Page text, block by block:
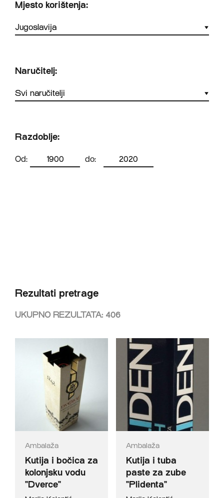
Mjesto korištenja:
Naručitelj:
Razdoblje:
Od: do:
Rezultati pretrage
UKUPNO REZULTATA: 406
Ambalaža
Kutija i bočica za
kolonjsku vodu
"Dverce"
Ambalaža
Kutija i tuba
paste za zube
"Plidenta"